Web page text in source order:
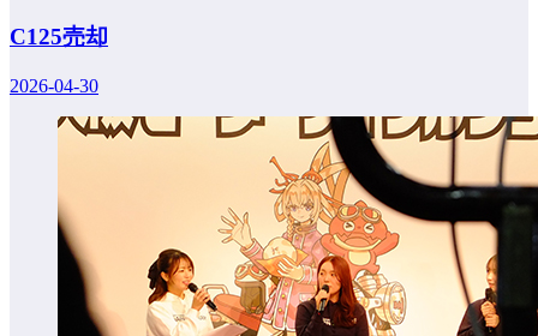
C125売却
2026-04-30